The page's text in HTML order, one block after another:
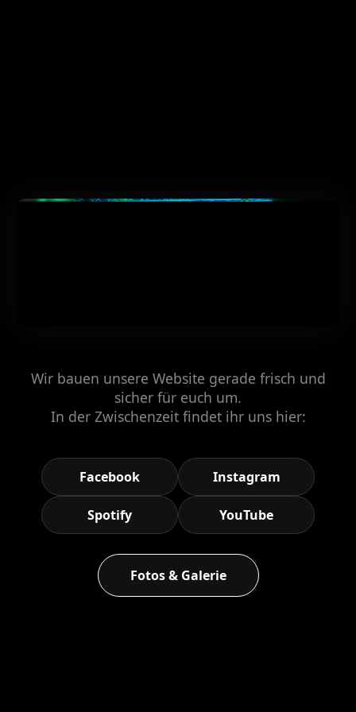
Wir bauen unsere Website gerade frisch und
sicher für euch um.
In der Zwischenzeit findet ihr uns hier:
Facebook Instagram
Spotify YouTube
Fotos & Galerie